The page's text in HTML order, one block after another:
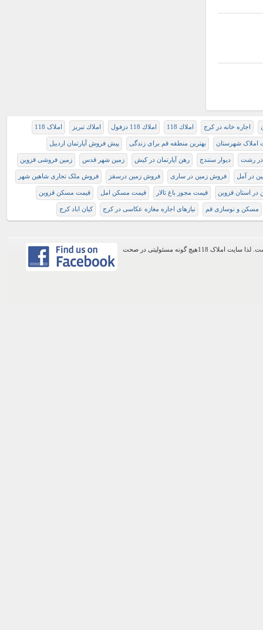
اجاره خانه در کرج املاك 118 املاك 118 دزفول املاك تبريز املاک 118
املاک شهرستان بهترین منطقه قم برای زندگی پيش فروش آپارتمان اردبيل
در رشت دیوار سنندج رهن آپارتمان در کیش زمين شهر قدس زمین فروشی قزوین
در آمل فروش زمین در ساری فروش زمین درسقز فروش ملک تجاری شاهین شهر
در استان قزوین قیمت مجوز باغ تالار قیمت مسکن امل قیمت مسکن قزوین
مسکن و نوسازی قم نیازهای اجاره مغازه عکاسی در کرج کیان اباد کرج
اطلاعات موجود در این وب سایت از طریق کاربران عمومی سایت ثبت شده است. لذا سایت املاک 118هیچ گونه مسئولیتی در صحت